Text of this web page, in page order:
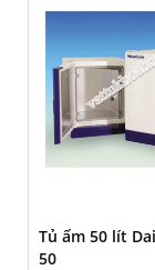
Tủ ấm 50 lít
50